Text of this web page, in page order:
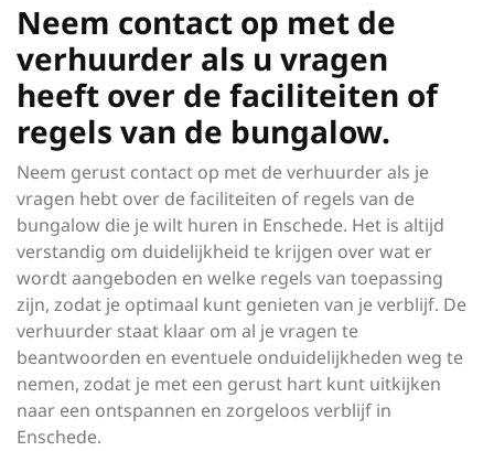
Neem contact op met de
verhuurder als u vragen
heeft over de faciliteiten of
regels van de bungalow.
Neem gerust contact op met de verhuurder als je
vragen hebt over de faciliteiten of regels van de
bungalow die je wilt huren in Enschede. Het is altijd
verstandig om duidelijkheid te krijgen over wat er
wordt aangeboden en welke regels van toepassing
zijn, zodat je optimaal kunt genieten van je verblijf. De
verhuurder staat klaar om al je vragen te
beantwoorden en eventuele onduidelijkheden weg te
nemen, zodat je met een gerust hart kunt uitkijken
naar een ontspannen en zorgeloos verblijf in
Enschede.